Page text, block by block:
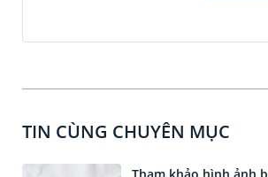
TIN CÙNG CHUYÊN MỤC